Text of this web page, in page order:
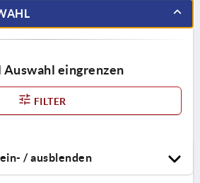
eingrenzen
FILTER
/ ausblenden